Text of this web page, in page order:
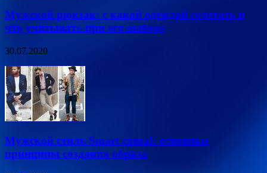
Мужской рюкзак: с какой одеждой сочетать и
что учитывать при его выборе
30.07.2020
Мужской стиль Smart casual: основные
принципы создания образа